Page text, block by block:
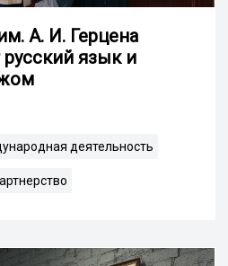
А. И. Герцена
язык и
деятельность